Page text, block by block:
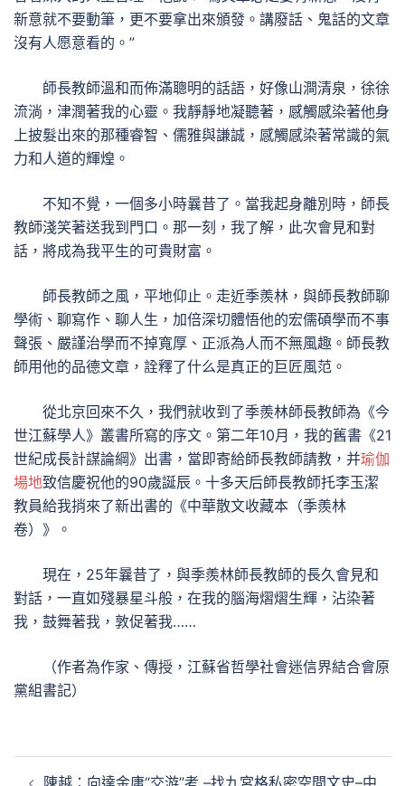
新意就不要動筆，更不要拿出來頒發。講廢話、鬼話的文章
沒有人愿意看的。”
師長教師溫和而佈滿聰明的話語，好像山澗清泉，徐徐
流淌，津潤著我的心靈。我靜靜地凝聽著，感觸感染著他身
上披髮出來的那種睿智、儒雅與謙誠，感觸感染著常識的氣
力和人道的輝煌。
不知不覺，一個多小時曩昔了。當我起身離別時，師長
教師淺笑著送我到門口。那一刻，我了解，此次會見和對
話，將成為我平生的可貴財富。
師長教師之風，平地仰止。走近季羨林，與師長教師聊
學術、聊寫作、聊人生，加倍深切體悟他的宏儒碩學而不事
聲張、嚴謹治學而不掉寬厚、正派為人而不無風趣。師長教
師用他的品德文章，詮釋了什么是真正的巨匠風范。
從北京回來不久，我們就收到了季羨林師長教師為《今
世江蘇學人》叢書所寫的序文。第二年10月，我的舊書《21
世紀成長計謀論綱》出書，當即寄給師長教師請教，并瑜伽
場地致信慶祝他的90歲誕辰。十多天后師長教師托李玉潔
教員給我捎來了新出書的《中華散文收藏本（季羨林
卷）》。
現在，25年曩昔了，與季羨林師長教師的長久會見和
對話，一直如殘暴星斗般，在我的腦海熠熠生輝，沾染著
我，鼓舞著我，敦促著我……
（作者為作家、傳授，江蘇省哲學社會迷信界結合會原
黨組書記）
陳越：向達金庸“交游”考 –找九宮格私密空間文史–中